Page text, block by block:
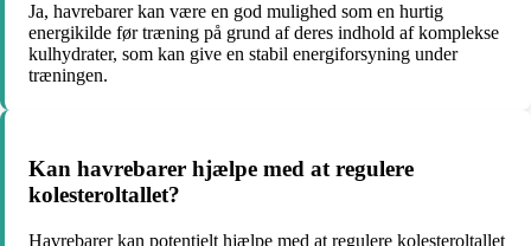
Ja, havrebarer kan være en god mulighed som en hurtig
energikilde før træning på grund af deres indhold af komplekse
kulhydrater, som kan give en stabil energiforsyning under
træningen.
Kan havrebarer hjælpe med at regulere
kolesteroltallet?
Havrebarer kan potentielt hjælpe med at regulere kolesteroltallet